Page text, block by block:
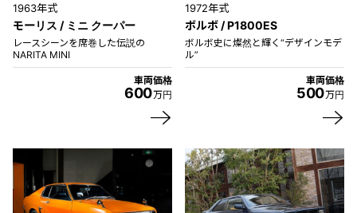
1963年式
モーリス / ミニ クーパー
レースシーンを席巻した伝説の
NARITA MINI
車両価格
600万円
1972年式
ボルボ / P1800ES
ボルボ史に燦然と輝く“デザインモデ
ル”
車両価格
500万円